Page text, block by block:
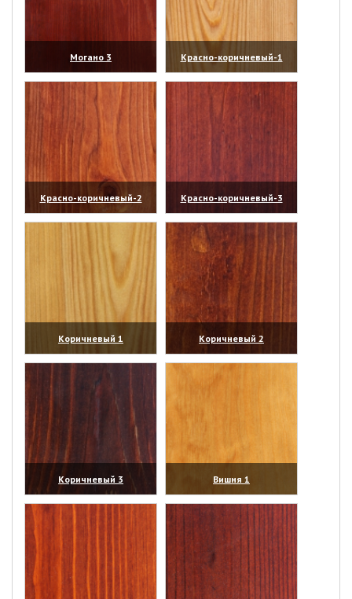
Могано 3
(увеличить)
Красно-коричневый-1
(увеличить)
Красно-коричневый-2
(увеличить)
Красно-коричневый-3
(увеличить)
Коричневый 1
(увеличить)
Коричневый 2
(увеличить)
Коричневый 3
(увеличить)
Вишня 1
(увеличить)